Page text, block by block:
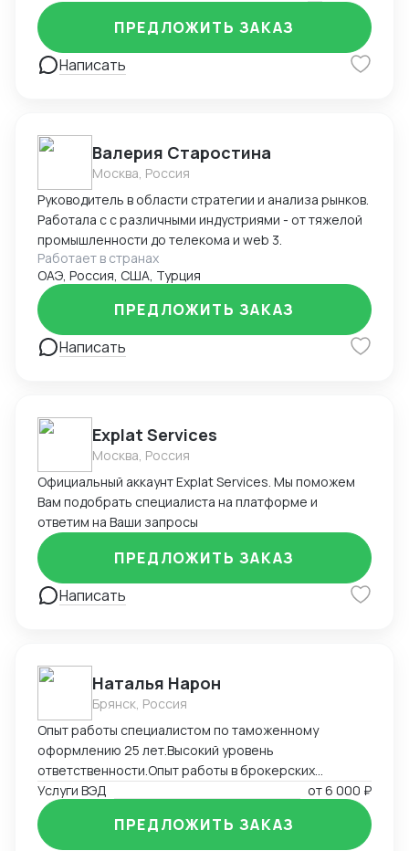
Написать
ПРЕДЛОЖИТЬ ЗАКАЗ
Валерия Старостина
Москва, Россия
Руководитель в области стратегии и анализа рынков.
Работала с с различными индустриями - от тяжелой
промышленности до телекома и web 3.
Работает в странах
ОАЭ, Россия, США, Турция
Написать
ПРЕДЛОЖИТЬ ЗАКАЗ
Explat Services
Москва, Россия
Официальный аккаунт Explat Services. Мы поможем
Вам подобрать специалиста на платформе и
ответим на Ваши запросы
Написать
ПРЕДЛОЖИТЬ ЗАКАЗ
Наталья Нарон
Брянск, Россия
Опыт работы специалистом по таможенному
оформлению 25 лет.Высокий уровень
ответственности.Опыт работы в брокерских
компаниях,компаниях импортерах,большой опыт
самостоятельного декларирования за печатью
клиента.
Услуги ВЭД от6 000 ₽
ПРЕДЛОЖИТЬ ЗАКАЗ